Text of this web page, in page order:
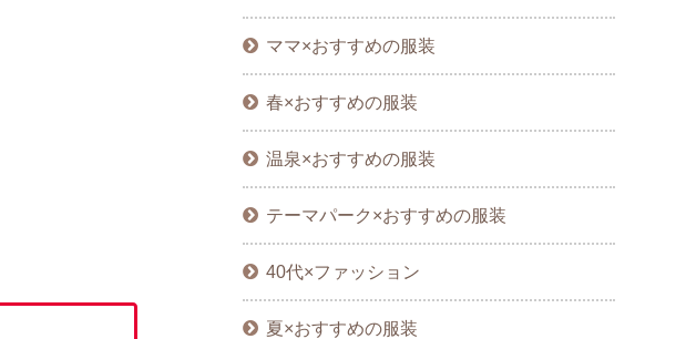
ママ×おすすめの服装
春×おすすめの服装
温泉×おすすめの服装
テーマパーク×おすすめの服装
40代×ファッション
夏×おすすめの服装